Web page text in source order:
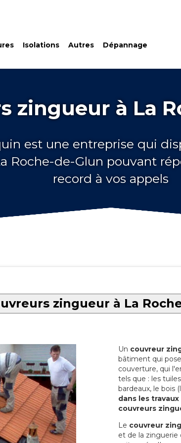
Isolations Autres Dépannage
zingueur à La
est une entreprise qui
Roche-de-Glun pouvant
record à vos appels
zingueur à La
Un couvreur
bâtiment qui
couverture, qui
tels que : les
bardeaux, le bois
dans les
couvreurs
Le couvreur
et de la zinguerie